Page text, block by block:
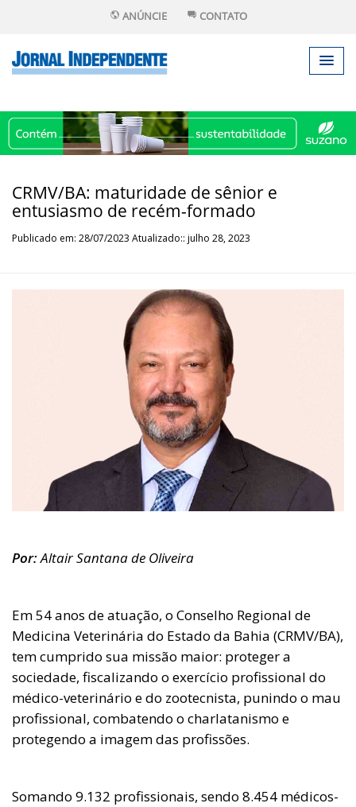
ANÚNCIE CONTATO
CRMV/BA: maturidade de sênior e
entusiasmo de recém-formado
Publicado em: 28/07/2023 Atualizado:: julho 28, 2023
Por:Altair Santana de Oliveira
Em 54 anos de atuação, o Conselho Regional de
Medicina Veterinária do Estado da Bahia (CRMV/BA),
tem cumprido sua missão maior: proteger a
sociedade, fiscalizando o exercício profissional do
médico-veterinário e do zootecnista, punindo o mau
profissional, combatendo o charlatanismo e
protegendo a imagem das profissões.
Somando 9.132 profissionais, sendo 8.454 médicos-